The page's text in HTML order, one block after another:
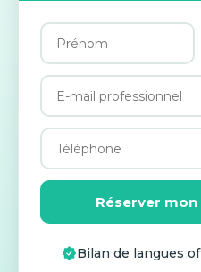
Réserver
Bilan de langues